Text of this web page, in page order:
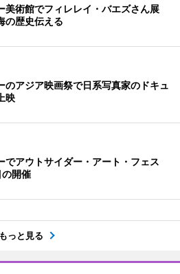
美術館でフィレレイ・バエズさん展
の歴史伝える
のアジア映画祭で日系写真家のドキュ
映
でアウトサイダー・アート・フェス
開催
もっと見る